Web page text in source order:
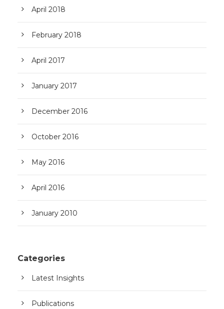
April 2018
February 2018
April 2017
January 2017
December 2016
October 2016
May 2016
April 2016
January 2010
Categories
Latest Insights
Publications